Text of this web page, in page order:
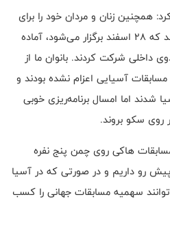
همچنین زنان و مردان خود را برای
مسابقات داخل سالن آسیا تایلند که ۲۸ اسفند برگزار می‌شود، آماده
هاکی‌بازان تنها در ۶ اردوی داخلی شرکت کردند. بانوان ما از
مسابقات آسیایی اعزام نشده بودند و
شدند اما امسال برنامه‌ریزی خوبی
روی سکو بروند.
هاکی روی چمن پنج نفره
رو داریم و در صورتی که در آسیا
سهمیه مسابقات جهانی را کسب